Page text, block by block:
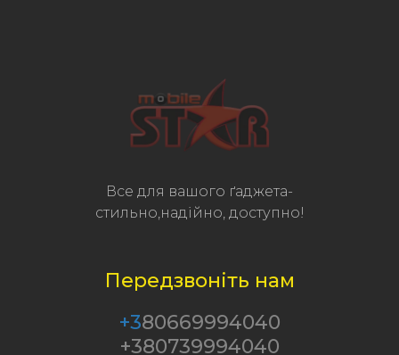
Все для вашого ґаджета-
стильно,надійно, доступно!
Передзвоніть нам
+380669994040
+380739994040